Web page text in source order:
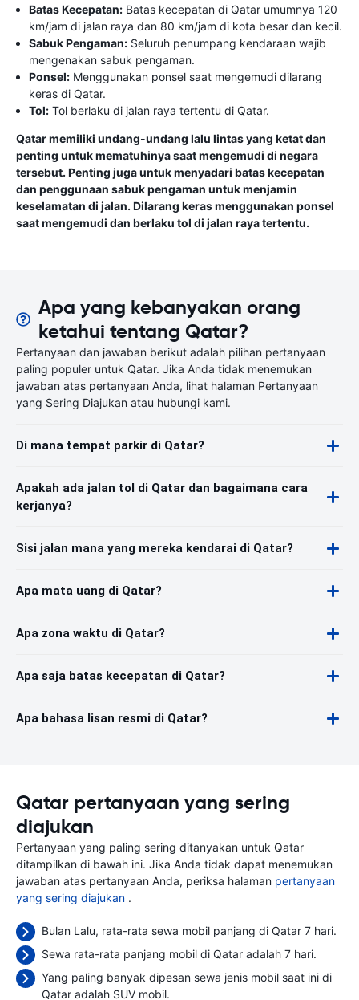
Batas Kecepatan: Batas kecepatan di Qatar umumnya 120
km/jam di jalan raya dan 80 km/jam di kota besar dan kecil.
Sabuk Pengaman: Seluruh penumpang kendaraan wajib
mengenakan sabuk pengaman.
Ponsel: Menggunakan ponsel saat mengemudi dilarang
keras di Qatar.
Tol: Tol berlaku di jalan raya tertentu di Qatar.
Qatar memiliki undang-undang lalu lintas yang ketat dan
penting untuk mematuhinya saat mengemudi di negara
tersebut. Penting juga untuk menyadari batas kecepatan
dan penggunaan sabuk pengaman untuk menjamin
keselamatan di jalan. Dilarang keras menggunakan ponsel
saat mengemudi dan berlaku tol di jalan raya tertentu.
Apa yang kebanyakan orang
ketahui tentang Qatar?
Pertanyaan dan jawaban berikut adalah pilihan pertanyaan
paling populer untuk Qatar. Jika Anda tidak menemukan
jawaban atas pertanyaan Anda, lihat halaman Pertanyaan
yang Sering Diajukan atau hubungi kami.
Di mana tempat parkir di Qatar?
Apakah ada jalan tol di Qatar dan bagaimana cara
kerjanya?
Sisi jalan mana yang mereka kendarai di Qatar?
Apa mata uang di Qatar?
Apa zona waktu di Qatar?
Apa saja batas kecepatan di Qatar?
Apa bahasa lisan resmi di Qatar?
Qatar pertanyaan yang sering
diajukan
Pertanyaan yang paling sering ditanyakan untuk Qatar
ditampilkan di bawah ini. Jika Anda tidak dapat menemukan
jawaban atas pertanyaan Anda, periksa halaman pertanyaan
yang sering diajukan .
Bulan Lalu, rata-rata sewa mobil panjang di Qatar 7 hari.
Sewa rata-rata panjang mobil di Qatar adalah 7 hari.
Yang paling banyak dipesan sewa jenis mobil saat ini di
Qatar adalah SUV mobil.